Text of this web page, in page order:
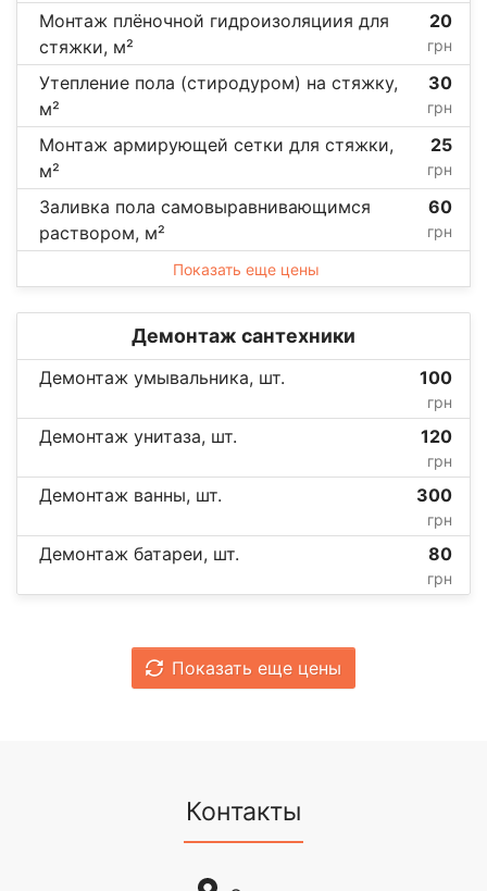
Монтаж плёночной гидроизоляциия для
стяжки, м²
20
грн
Утепление пола (стиродуром) на стяжку,
м²
30
грн
Монтаж армирующей сетки для стяжки,
м²
25
грн
Заливка пола самовыравнивающимся
раствором, м²
60
грн
Показать еще цены
Демонтаж сантехники
Демонтаж умывальника, шт. 100
грн
Демонтаж унитаза, шт. 120
грн
Демонтаж ванны, шт. 300
грн
Демонтаж батареи, шт. 80
грн
Показать еще цены
Контакты